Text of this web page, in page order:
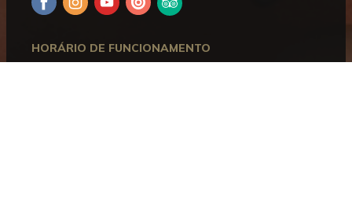
HORÁRIO DE FUNCIONAMENTO
Advisor